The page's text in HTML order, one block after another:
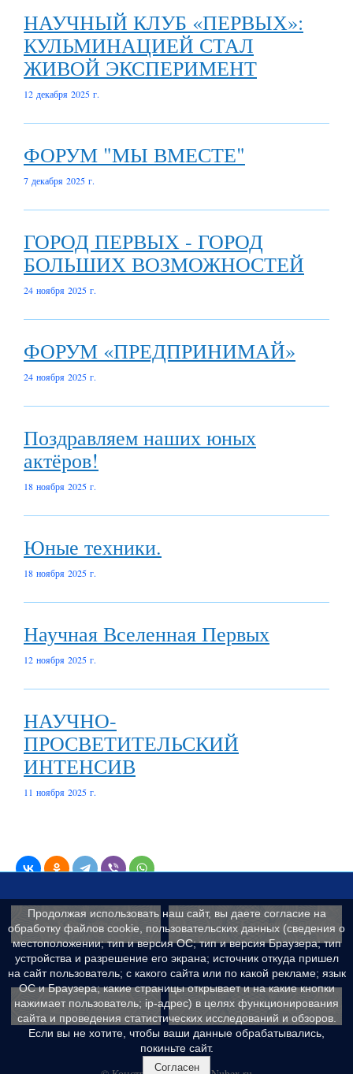
НАУЧНЫЙ КЛУБ «ПЕРВЫХ»:
КУЛЬМИНАЦИЕЙ СТАЛ
ЖИВОЙ ЭКСПЕРИМЕНТ
12 декабря 2025 г.
ФОРУМ "МЫ ВМЕСТЕ"
7 декабря 2025 г.
ГОРОД ПЕРВЫХ - ГОРОД
БОЛЬШИХ ВОЗМОЖНОСТЕЙ
24 ноября 2025 г.
ФОРУМ «ПРЕДПРИНИМАЙ»
24 ноября 2025 г.
Поздравляем наших юных
актёров!
18 ноября 2025 г.
Юные техники.
18 ноября 2025 г.
Научная Вселенная Первых
12 ноября 2025 г.
НАУЧНО-
ПРОСВЕТИТЕЛЬСКИЙ
ИНТЕНСИВ
11 ноября 2025 г.
Контакты Сведения об
Реквизиты
Продолжая использовать наш сайт, вы даете согласие на
обработку файлов cookie, пользовательских данных (сведения о
местоположении; тип и версия ОС; тип и версия Браузера; тип
устройства и разрешение его экрана; источник откуда пришел
на сайт пользователь; с какого сайта или по какой рекламе; язык
ОС и Браузера; какие страницы открывает и на какие кнопки
нажимает пользователь; ip-адрес) в целях функционирования
сайта и проведения статистических исследований и обзоров.
Если вы не хотите, чтобы ваши данные обрабатывались,
покиньте сайт.
Согласен